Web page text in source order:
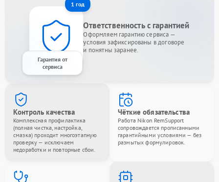
1 год
Гарантия от
сервиса
Ответственность с гарантией
Оформляем гарантию сервиса —
условия зафиксированы в договоре
и понятны заранее.
Контроль качества
Комплексная профилактика
(полная чистка, настройка,
смазка) проходит многоэтапную
проверку — исключаем
недоработки и повторные сбои.
Чёткие обязательства
Работа Nikon RemSupport
сопровождается прописанными
гарантийными условиями — без
размытых формулировок.